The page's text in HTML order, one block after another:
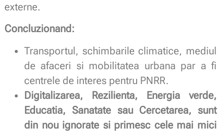
externe.
Concluzionand:
Transportul, schimbarile climatice, mediul
de afaceri si mobilitatea urbana par a fi
centrele de interes pentru PNRR.
Digitalizarea, Rezilienta, Energia verde,
Educatia, Sanatate sau Cercetarea, sunt
din nou ignorate si primesc cele mai mici